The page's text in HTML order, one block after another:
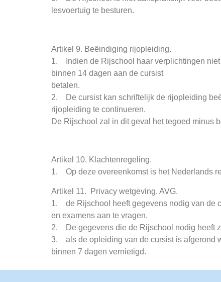
lesvoertuig te besturen.
Artikel 9. Beëindiging rijopleiding.
1. Indien de Rijschool haar verplichtingen niet
binnen 14 dagen aan de cursist
betalen.
2. De cursist kan schriftelijk de rijopleiding
rijopleiding te continueren.
De Rijschool zal in dit geval het tegoed minus
Artikel 10. Klachtenregeling.
1. Op deze overeenkomst is het Nederlands
Artikel 11. Privacy wetgeving. AVG.
1. de Rijschool heeft gegevens nodig van de
en examens aan te vragen.
2. De gegevens die de Rijschool nodig heeft
3. als de opleiding van de cursist is afgerond
binnen 7 dagen vernietigd.